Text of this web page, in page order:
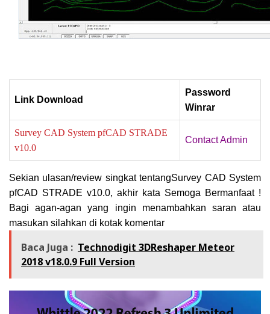
Link Download
Password
Winrar
Survey CAD System pfCAD STRADE
v10.0
Contact Admin
Sekian ulasan/review singkat tentangSurvey CAD System
pfCAD STRADE v10.0, akhir kata Semoga Bermanfaat !
Bagi agan-agan yang ingin menambahkan saran atau
masukan silahkan di kotak komentar
Baca Juga : Technodigit 3DReshaper Meteor
2018 v18.0.9 Full Version